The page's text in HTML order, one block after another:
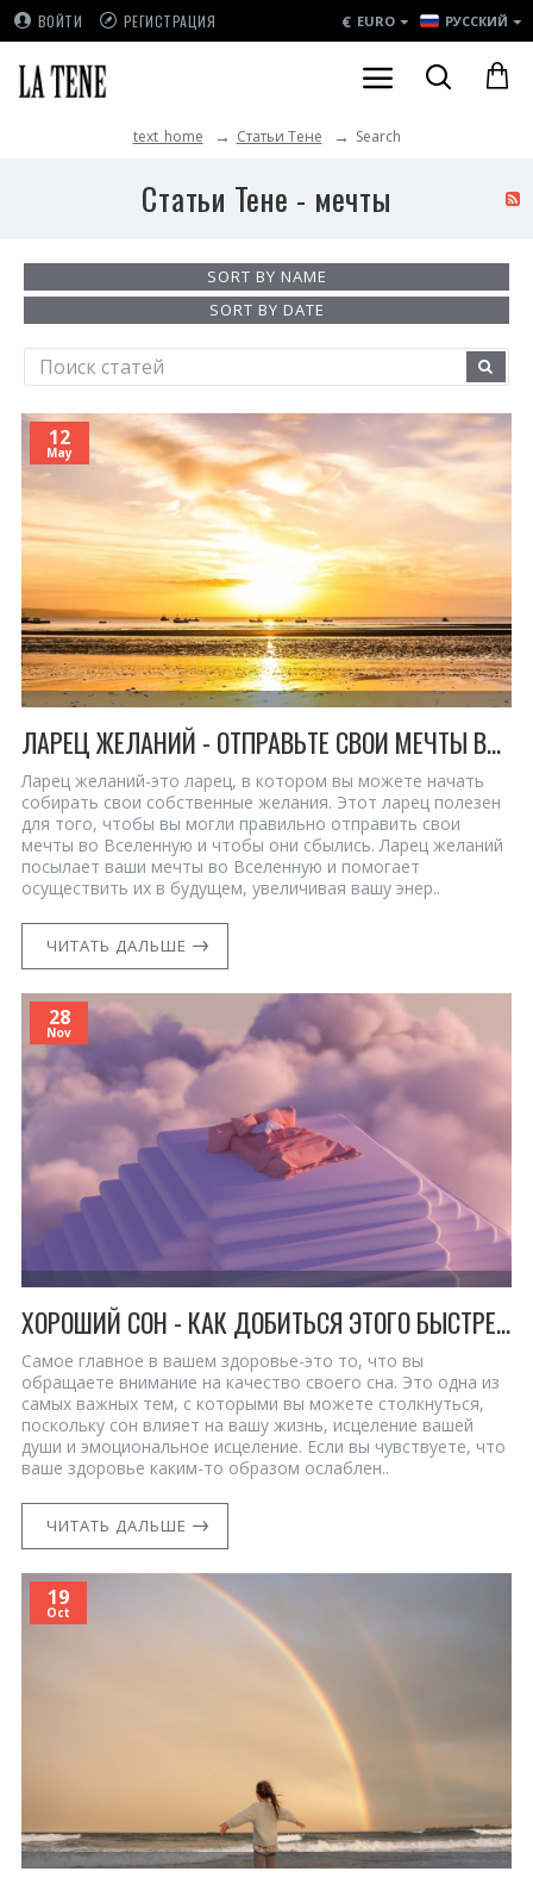
ВОЙТИ РЕГИСТРАЦИЯ € EURO РУССКИЙ
text_home Статьи Тене Search
Статьи Тене - мечты
SORT BY NAME
SORT BY DATE
12
May
ЛАРЕЦ ЖЕЛАНИЙ - ОТПРАВЬТЕ СВОИ МЕЧТЫ ВО ВСЕЛЕННУЮ!
Ларец желаний-это ларец, в котором вы можете начать
собирать свои собственные желания. Этот ларец полезен
для того, чтобы вы могли правильно отправить свои
мечты во Вселенную и чтобы они сбылись. Ларец желаний
посылает ваши мечты во Вселенную и помогает
осуществить их в будущем, увеличивая вашу энер..
ЧИТАТЬ ДАЛЬШЕ
28
Nov
ХОРОШИЙ СОН - КАК ДОБИТЬСЯ ЭТОГО БЫСТРЕЕ ВСЕГО
Самое главное в вашем здоровье-это то, что вы
обращаете внимание на качество своего сна. Это одна из
самых важных тем, с которыми вы можете столкнуться,
поскольку сон влияет на вашу жизнь, исцеление вашей
души и эмоциональное исцеление. Если вы чувствуете, что
ваше здоровье каким-то образом ослаблен..
ЧИТАТЬ ДАЛЬШЕ
19
Oct